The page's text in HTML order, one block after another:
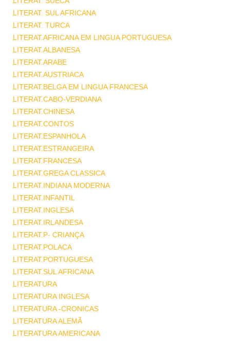
LITERAT. SUL AFRICANA
LITERAT. TURCA
LITERAT.AFRICANA EM LINGUA PORTUGUESA
LITERAT.ALBANESA
LITERAT.ARABE
LITERAT.AUSTRIACA
LITERAT.BELGA EM LINGUA FRANCESA
LITERAT.CABO-VERDIANA
LITERAT.CHINESA
LITERAT.CONTOS
LITERAT.ESPANHOLA
LITERAT.ESTRANGEIRA
LITERAT.FRANCESA
LITERAT.GREGA CLASSICA
LITERAT.INDIANA MODERNA
LITERAT.INFANTIL
LITERAT.INGLESA
LITERAT.IRLANDESA
LITERAT.P- CRIANÇA
LITERAT.POLACA
LITERAT.PORTUGUESA
LITERAT.SUL AFRICANA
LITERATURA
LITERATURA INGLESA
LITERATURA -CRONICAS
LITERATURA ALEMÃ
LITERATURA AMERICANA